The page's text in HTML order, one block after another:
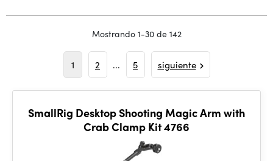
Mostrando 1-30 de 142
1 2 ... 5 siguiente
SmallRig Desktop Shooting Magic Arm with
Crab Clamp Kit 4766